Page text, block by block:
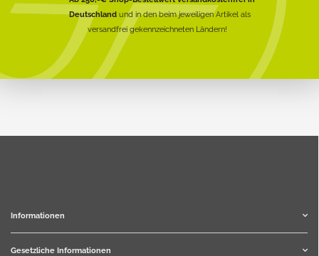
Deutschlandund in den beim jeweiligen Artikel als
versandfrei gekennzeichneten Ländern!
Informationen
Gesetzliche Informationen